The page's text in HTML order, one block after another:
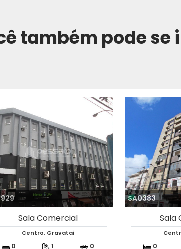
também pode se
Sala Comercial
Centro, Gravataí
0 1 0
SA0907
Sala
0